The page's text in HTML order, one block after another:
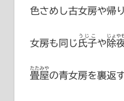
色さめし古女房や帰
女房も同じ 氏子
うじこ
や除
じょや
畳屋
たたみや
の青女房を裏返